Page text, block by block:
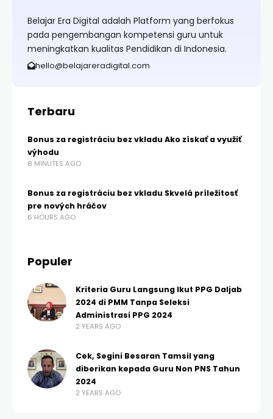
Belajar Era Digital adalah Platform yang berfokus
pada pengembangan kompetensi guru untuk
meningkatkan kualitas Pendidikan di Indonesia.
hello@belajareradigital.com
Terbaru
Bonus za registráciu bez vkladu Ako získať a využiť
výhodu
8 MINUTES AGO
Bonus za registráciu bez vkladu Skvelá príležitosť
pre nových hráčov
6 HOURS AGO
Populer
Kriteria Guru Langsung Ikut PPG Daljab
2024 di PMM Tanpa Seleksi
Administrasi PPG 2024
2 YEARS AGO
Cek, Segini Besaran Tamsil yang
diberikan kepada Guru Non PNS Tahun
2024
2 YEARS AGO